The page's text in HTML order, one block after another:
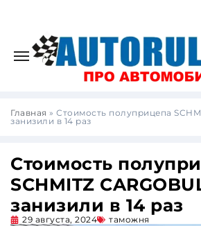
Главная » Стоимость полуприцепа
занизили в 14 раз
Стоимость
SCHMITZ
занизили в 14 раз
29 августа, 2024 таможня